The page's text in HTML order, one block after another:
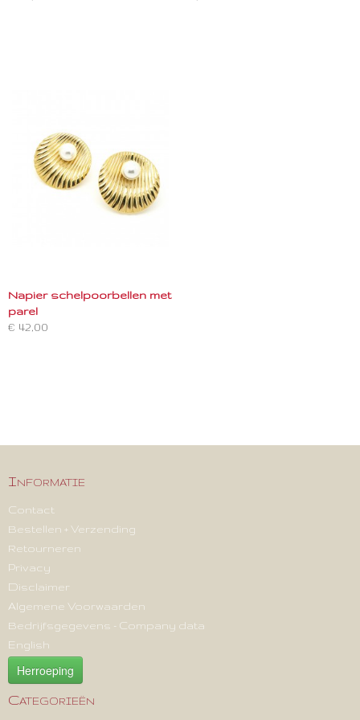
Napier schelpoorbellen met
parel
€ 42,00
Informatie
Contact
Bestellen + Verzending
Retourneren
Privacy
Disclaimer
Algemene Voorwaarden
Bedrijfsgegevens - Company data
English
Herroeping
Categorieën